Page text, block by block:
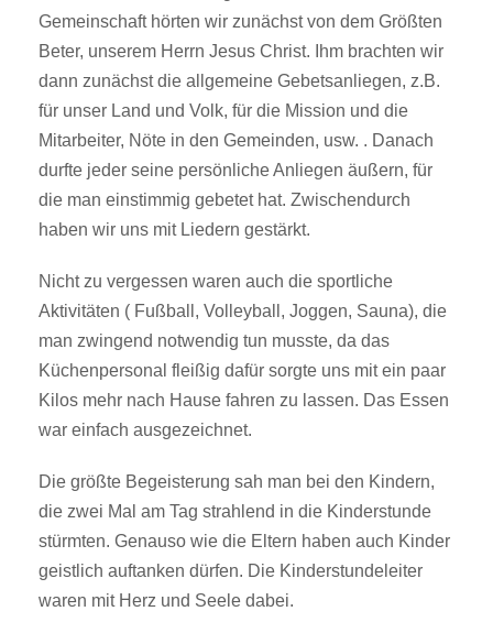
Gemeinschaft hörten wir zunächst von dem Größten
Beter, unserem Herrn Jesus Christ. Ihm brachten wir
dann zunächst die allgemeine Gebetsanliegen, z.B.
für unser Land und Volk, für die Mission und die
Mitarbeiter, Nöte in den Gemeinden, usw. . Danach
durfte jeder seine persönliche Anliegen äußern, für
die man einstimmig gebetet hat. Zwischendurch
haben wir uns mit Liedern gestärkt.
Nicht zu vergessen waren auch die sportliche
Aktivitäten ( Fußball, Volleyball, Joggen, Sauna), die
man zwingend notwendig tun musste, da das
Küchenpersonal fleißig dafür sorgte uns mit ein paar
Kilos mehr nach Hause fahren zu lassen. Das Essen
war einfach ausgezeichnet.
Die größte Begeisterung sah man bei den Kindern,
die zwei Mal am Tag strahlend in die Kinderstunde
stürmten. Genauso wie die Eltern haben auch Kinder
geistlich auftanken dürfen. Die Kinderstundeleiter
waren mit Herz und Seele dabei.